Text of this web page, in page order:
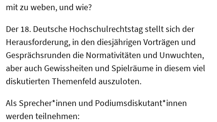
mit zu weben, und wie?
Der 18. Deutsche Hochschulrechtstag stellt sich der
Herausforderung, in den diesjährigen Vorträgen und
Gesprächsrunden die Normativitäten und Unwuchten,
aber auch Gewissheiten und Spielräume in diesem viel
diskutierten Themenfeld auszuloten.
Als Sprecher*innen und Podiumsdiskutant*innen
werden teilnehmen: